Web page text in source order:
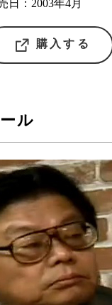
日：2003年4月
購入する
ル